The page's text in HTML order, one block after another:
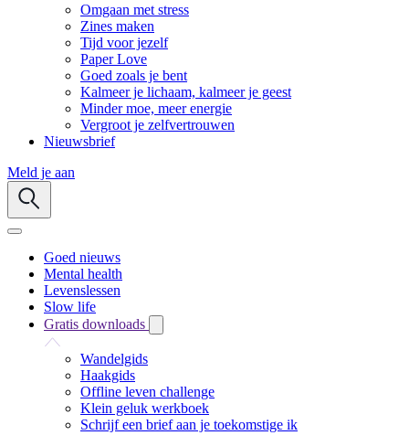
Omgaan met stress
Zines maken
Tijd voor jezelf
Paper Love
Goed zoals je bent
Kalmeer je lichaam, kalmeer je geest
Minder moe, meer energie
Vergroot je zelfvertrouwen
Nieuwsbrief
Meld je aan
Goed nieuws
Mental health
Levenslessen
Slow life
Gratis downloads
Wandelgids
Haakgids
Offline leven challenge
Klein geluk werkboek
Schrijf een brief aan je toekomstige ik